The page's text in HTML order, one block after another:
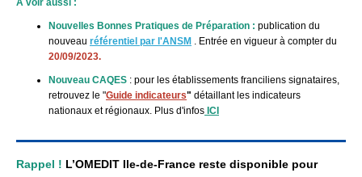
A voir aussi :
Nouvelles Bonnes Pratiques de Préparation : publication du
nouveau référentiel par l'ANSM . Entrée en vigueur à compter du
20/09/2023.
Nouveau CAQES : pour les établissements franciliens signataires,
retrouvez le "Guide indicateurs" détaillant les indicateurs
nationaux et régionaux. Plus d'infos ICI
Rappel ! L’OMEDIT Ile-de-France reste disponible pour